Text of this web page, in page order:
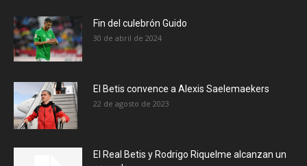
Fin del culebrón Guido
30 de abril de 2024
El Betis convence a Alexis Saelemaekers
22 de agosto de 2023
El Real Betis y Rodrigo Riquelme alcanzan un